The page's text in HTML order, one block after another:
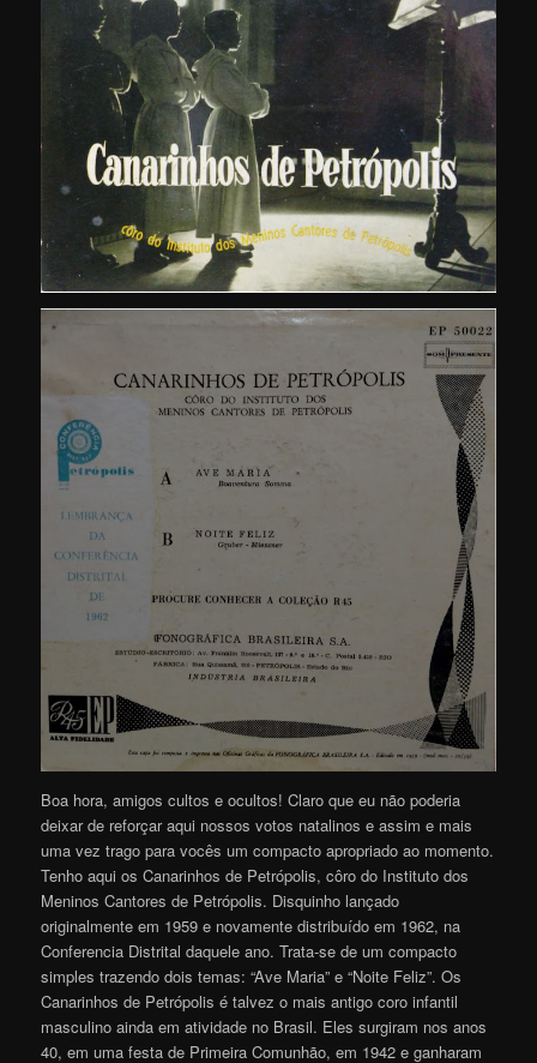
Boa hora, amigos cultos e ocultos! Claro que eu não poderia
deixar de reforçar aqui nossos votos natalinos e assim e mais
uma vez trago para vocês um compacto apropriado ao momento.
Tenho aqui os Canarinhos de Petrópolis, côro do Instituto dos
Meninos Cantores de Petrópolis. Disquinho lançado
originalmente em 1959 e novamente distribuído em 1962, na
Conferencia Distrital daquele ano. Trata-se de um compacto
simples trazendo dois temas: “Ave Maria” e “Noite Feliz”. Os
Canarinhos de Petrópolis é talvez o mais antigo coro infantil
masculino ainda em atividade no Brasil. Eles surgiram nos anos
40, em uma festa de Primeira Comunhão, em 1942 e ganharam